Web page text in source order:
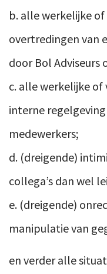
b. alle werkelijke
overtredingen van
door Bol Adviseurs
c. alle werkelijke
interne
medewerkers;
d. (dreigende)
collega’s dan wel
e. (dreigende)
manipulatie van
en verder alle